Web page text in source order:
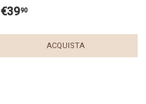
€3990
ACQUISTA